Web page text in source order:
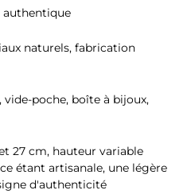
authentique
naturels, fabrication
vide-poche, boîte à bijoux,
27 cm, hauteur variable
étant artisanale, une légère
d'authenticité